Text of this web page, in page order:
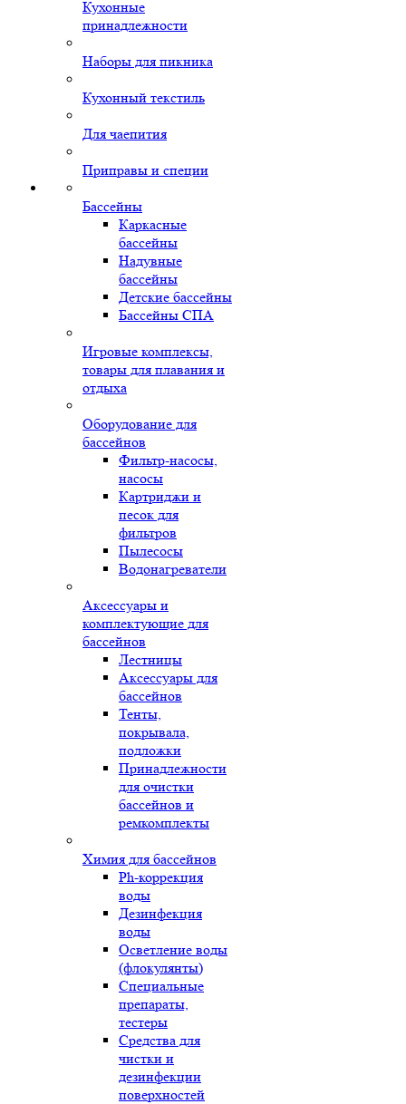
Кухонные
принадлежности
Наборы для пикника
Кухонный текстиль
Для чаепития
Приправы и специи
Бассейны
Каркасные
бассейны
Надувные
бассейны
Детские бассейны
Бассейны СПА
Игровые комплексы,
товары для плавания и
отдыха
Оборудование для
бассейнов
Фильтр-насосы,
насосы
Картриджи и
песок для
фильтров
Пылесосы
Водонагреватели
Аксессуары и
комплектующие для
бассейнов
Лестницы
Аксессуары для
бассейнов
Тенты,
покрывала,
подложки
Принадлежности
для очистки
бассейнов и
ремкомплекты
Химия для бассейнов
Ph-коррекция
воды
Дезинфекция
воды
Осветление воды
(флокулянты)
Специальные
препараты,
тестеры
Средства для
чистки и
дезинфекции
поверхностей